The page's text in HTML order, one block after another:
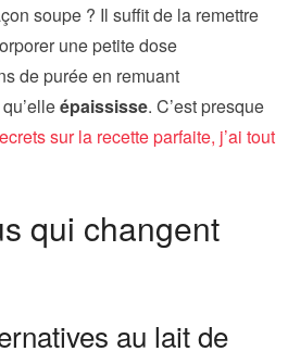
soupe ? Il suffit de la remettre
une petite dose
de purée en remuant
épaississe. C’est presque
sur la recette parfaite, j’ai tout
qui changent
au lait de